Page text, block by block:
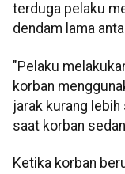
terduga pelaku
dendam lama
"Pelaku
korban
jarak kurang
saat korban
Ketika korban